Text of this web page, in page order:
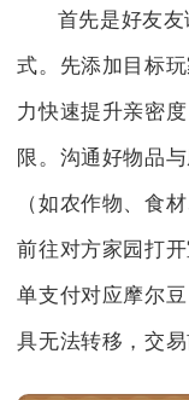
首先是好友
式。先添加目标
力快速提升亲密
限。沟通好物品
（如农作物、食
前往对方家园打
单支付对应摩尔
具无法转移，交